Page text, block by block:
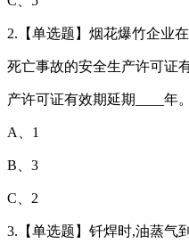
2.【单选题】烟花爆竹企业
死亡事故的安全生产许可证
产许可证有效期延期____年。
A、1
B、3
C、2
3.【单选题】钎焊时,油蒸气